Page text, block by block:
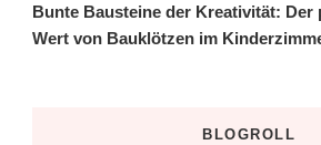
Bunte Bausteine der Kreativität: Der
Wert von Bauklötzen im
BLOGROLL